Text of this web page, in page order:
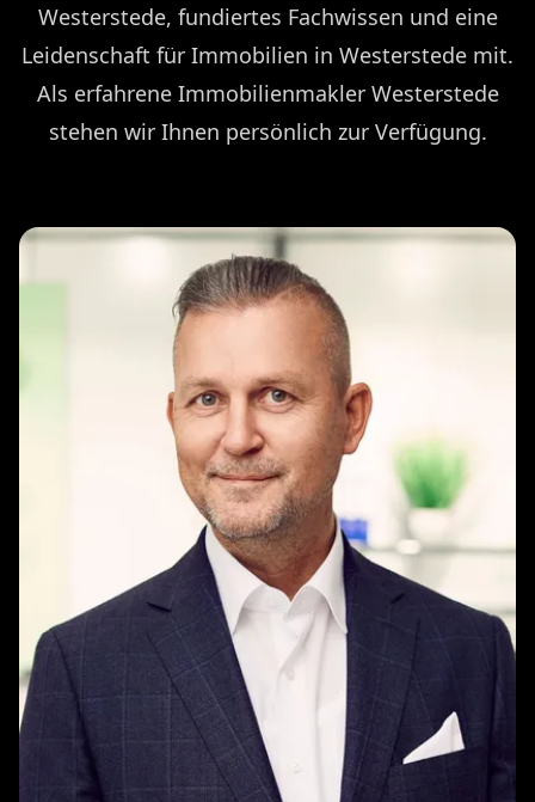
Westerstede, fundiertes Fachwissen und eine
Leidenschaft für Immobilien in Westerstede mit.
Als erfahrene Immobilienmakler Westerstede
stehen wir Ihnen persönlich zur Verfügung.